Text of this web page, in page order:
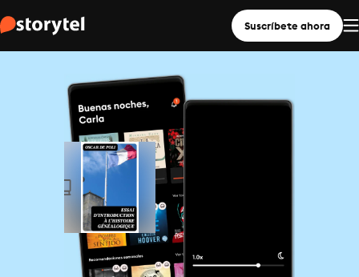
Suscríbete ahora